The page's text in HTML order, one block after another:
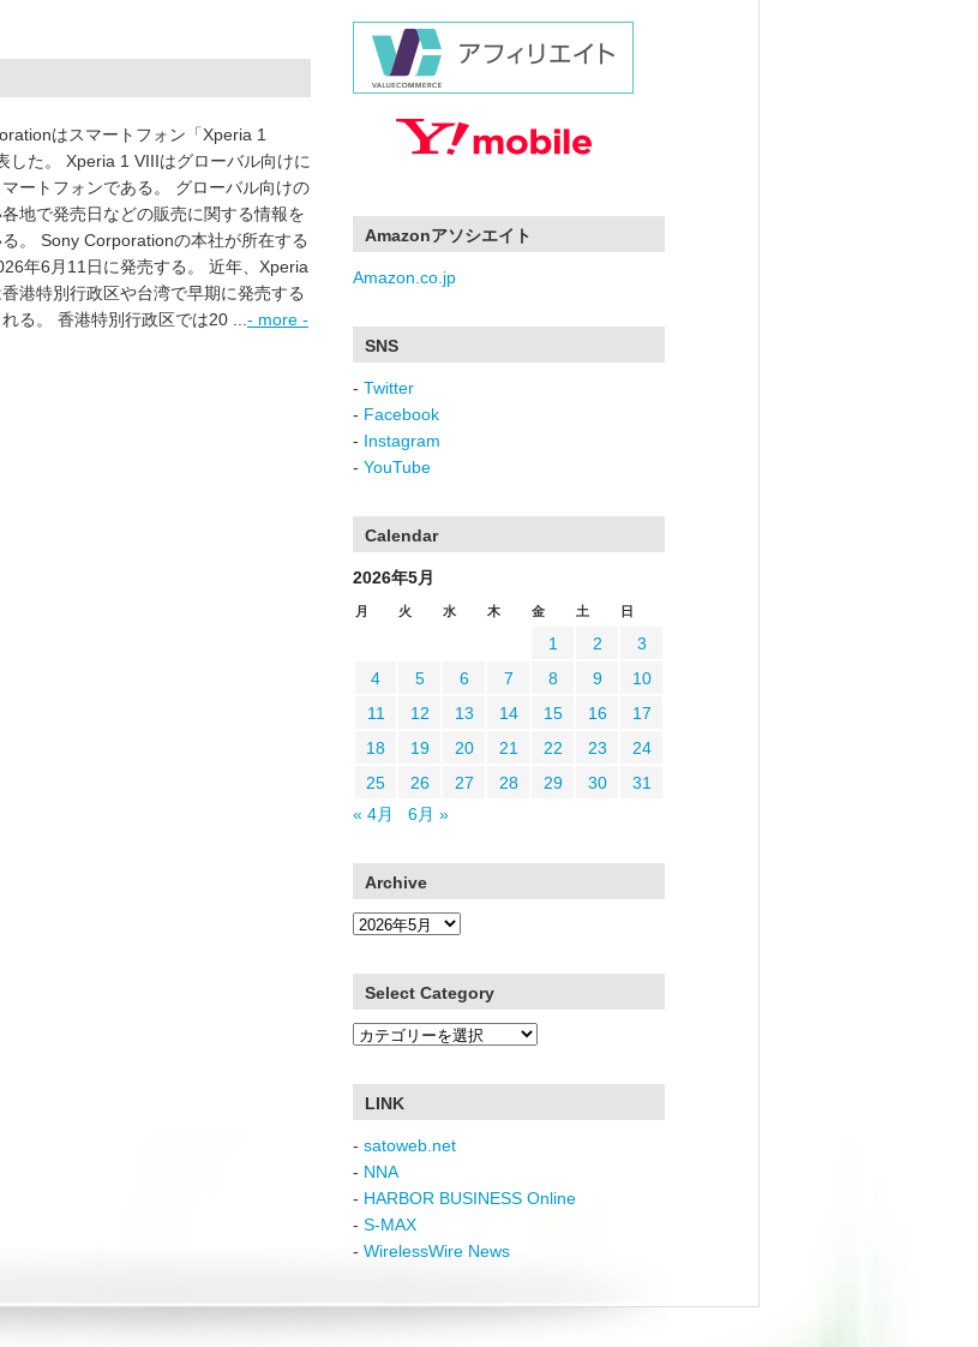
はスマートフォン「Xperia 1
した。 Xperia 1 VIIIはグローバル向けに
ートフォンである。 グローバル向けの
地で発売日などの販売に関する情報を
。 Sony Corporationの本社が所在する
年6月11日に発売する。 近年、Xperia
港特別行政区や台湾で早期に発売する
る。 香港特別行政区では20 ... - more -
Amazonアソシエイト
Amazon.co.jp
SNS
- Twitter
- Facebook
- Instagram
- YouTube
Calendar
2026年5月
月 火 水 木 金 土 日
1 2
3
4
5 6 7 8 9
10
11
12 13 14 15 16
17
18
19 20 21 22 23
24
25
26 27 28 29 30
31
« 4月
6月 »
Archive
Archive
Select Category
Select
LINK
- satoweb.net
- NNA
- HARBOR BUSINESS Online
- S-MAX
- WirelessWire News